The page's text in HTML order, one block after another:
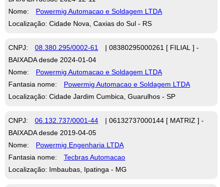
Nome:
Powermig Automacao e Soldagem LTDA
Localização: Cidade Nova, Caxias do Sul - RS
CNPJ: 08.380.295/0002-61
| 08380295000261 [ FILIAL ] -
BAIXADA desde 2024-01-04
Nome:
Powermig Automacao e Soldagem LTDA
Fantasia nome:
Powermig Automacao e Soldagem LTDA
Localização: Cidade Jardim Cumbica, Guarulhos - SP
CNPJ: 06.132.737/0001-44
| 06132737000144 [ MATRIZ ] -
BAIXADA desde 2019-04-05
Nome:
Powermig Engenharia LTDA
Fantasia nome:
Tecbras Automacao
Localização: Imbaubas, Ipatinga - MG